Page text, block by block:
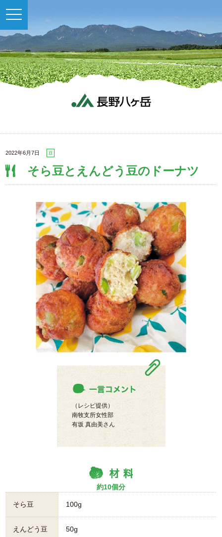
toggle
navigation
2022年6月7日 豆
そら豆とえんどう豆のドーナツ
（レシピ提供）
南牧支所女性部
有坂 真由美さん
約10個分
そら豆 100g
えんどう豆 50g